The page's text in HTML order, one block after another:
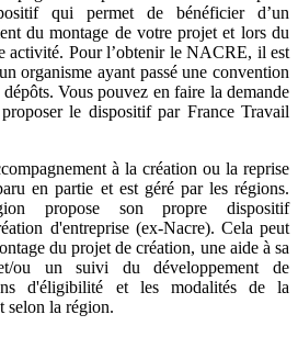
qui permet de bénéficier d’un
du montage de votre projet et lors du
activité. Pour l’obtenir le NACRE, il est
organisme ayant passé une convention
Vous pouvez en faire la demande
le dispositif par France Travail
à la création ou la reprise
en partie et est géré par les régions.
propose son propre dispositif
d'entreprise (ex-Nacre). Cela peut
du projet de création, une aide à sa
ou un suivi du développement de
d'éligibilité et les modalités de la
selon la région.